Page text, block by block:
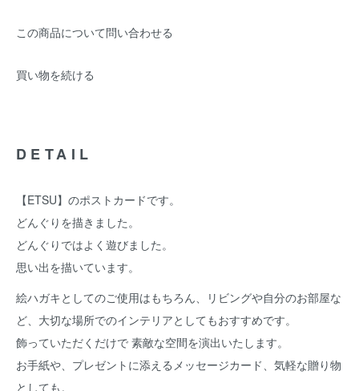
この商品について問い合わせる
買い物を続ける
DETAIL
【ETSU】のポストカードです。
どんぐりを描きました。
どんぐりではよく遊びました。
思い出を描いています。
絵ハガキとしてのご使用はもちろん、リビングや自分のお部屋な
ど、大切な場所でのインテリアとしてもおすすめです。
飾っていただくだけで 素敵な空間を演出いたします。
お手紙や、プレゼントに添えるメッセージカード、気軽な贈り物
としても。